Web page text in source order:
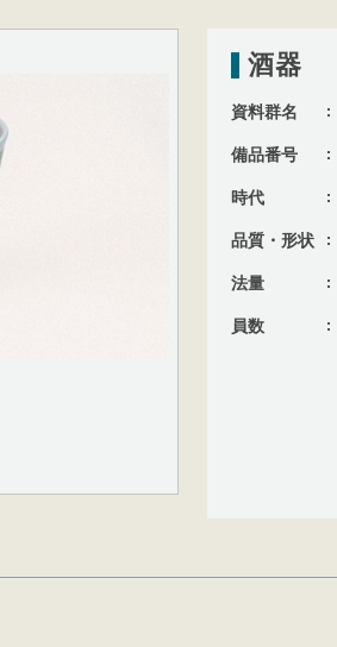
酒器
資料群名
備品番号
時代
品質・形状
法量
員数